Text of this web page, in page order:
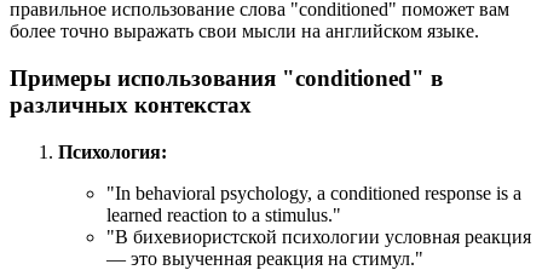
правильное использование слова "conditioned" поможет вам
более точно выражать свои мысли на английском языке.
Примеры использования "conditioned" в
различных контекстах
Психология:
"In behavioral psychology, a conditioned response is a
learned reaction to a stimulus."
"В бихевиористской психологии условная реакция
— это выученная реакция на стимул."